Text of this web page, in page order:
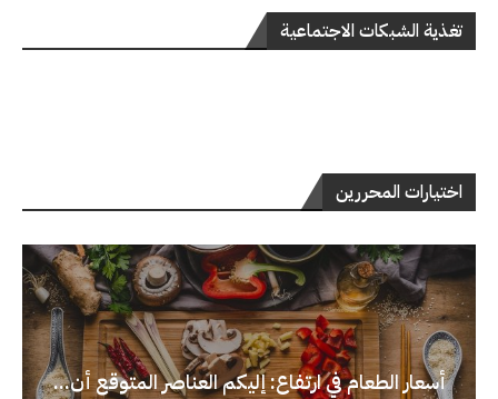
تغذية الشبكات الاجتماعية
اختيارات المحررين
أسعار الطعام في ارتفاع: إليكم العناصر المتوقع أن...